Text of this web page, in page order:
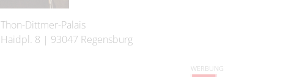
Thon-Dittmer-Palais
Haidpl. 8 | 93047 Regensburg
WERBUNG